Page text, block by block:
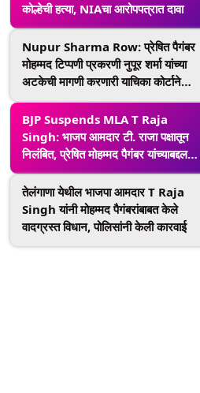
कोल्हेची हत्या, NIAचा आरोपपत्रात दावा
Nupur Sharma Row: प्रेषित पैगंबर
मोहम्मद टिप्पणी प्रकरणी नुपूर शर्मा यांच्या
अटकेची मागणी करणारी याचिका कोर्टाने
फेटाळली
BJP Suspends MLA T Raja
Singh: भाजप आमदार टी. राजा पक्षातून
निलंबित, प्रेषित मोहम्मद पैगंबर यांच्याबद्दल
केले होते आक्षेपार्ह वक्तव्य
तेलंगाणा येथील भाजपा आमदार T Raja
Singh यांनी मोहम्मद पैगंबरांबाबत केले
वादग्रस्त विधान, पोलिसांनी केली कारवाई